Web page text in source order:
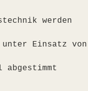
werden
Einsatz von